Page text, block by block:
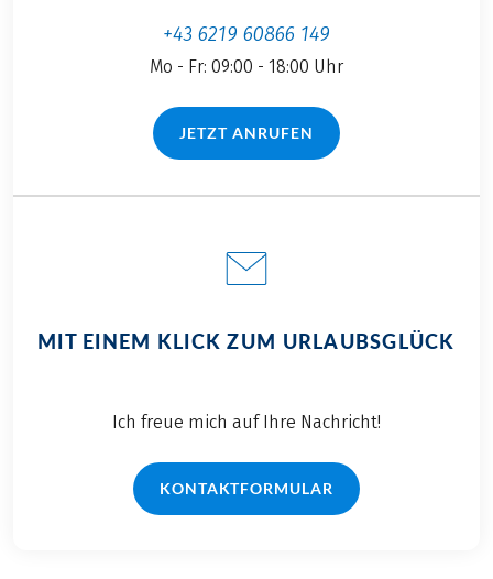
+43 6219 60866 149
Mo - Fr: 09:00 - 18:00 Uhr
JETZT ANRUFEN(LINK ÖFFNET IN NEUEM TAB)
MIT EINEM KLICK ZUM URLAUBSGLÜCK
Ich freue mich auf Ihre Nachricht!
KONTAKTFORMULAR